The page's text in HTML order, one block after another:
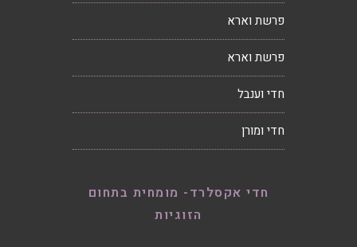
פרשת וארא
פרשת וארא
חדי וענבל
חדי ומורן
חדי אקסלרד- מומחית בתחום
הזוגיות